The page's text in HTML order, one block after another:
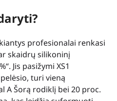
profesionalai renkasi
skaidrų silikoninį
Jis pasižymi XS1
turi vieną
A Šorą rodiklį bei 20 proc.